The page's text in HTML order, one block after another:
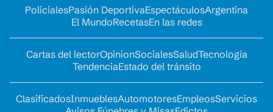
PolicialesPasión DeportivaEspectáculosArgentina
El MundoRecetasEn las redes
Cartas del lectorOpinionSocialesSaludTecnología
TendenciaEstado del tránsito
ClasificadosInmueblesAutomotoresEmpleosServicios